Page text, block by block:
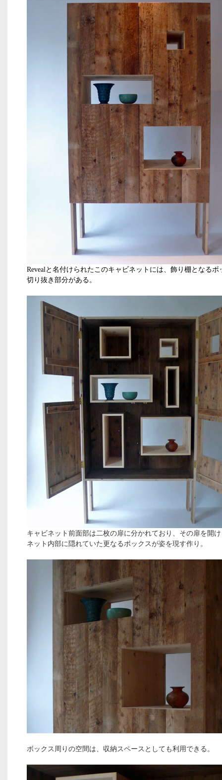
Revealと名付けられたこのキャビネットには、飾り棚となるボ
切り抜き部分がある。
キャビネット前面部は二枚の扉に分かれており、その扉を開
ネット内部に隠れていた更なるボックスが姿を現す作り。
ボックス周りの空間は、収納スペースとしても利用できる。